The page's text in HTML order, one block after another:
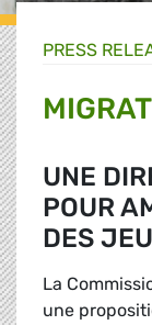
PRESS
UNE
POUR
DES
La
une